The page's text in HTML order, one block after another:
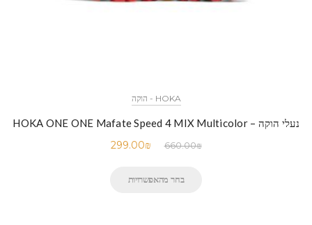
HOKA - הוקה
נעלי הוקה – HOKA ONE ONE Mafate Speed 4 MIX Multicolor
660.00₪
299.00₪
בחר מהאפשרויות